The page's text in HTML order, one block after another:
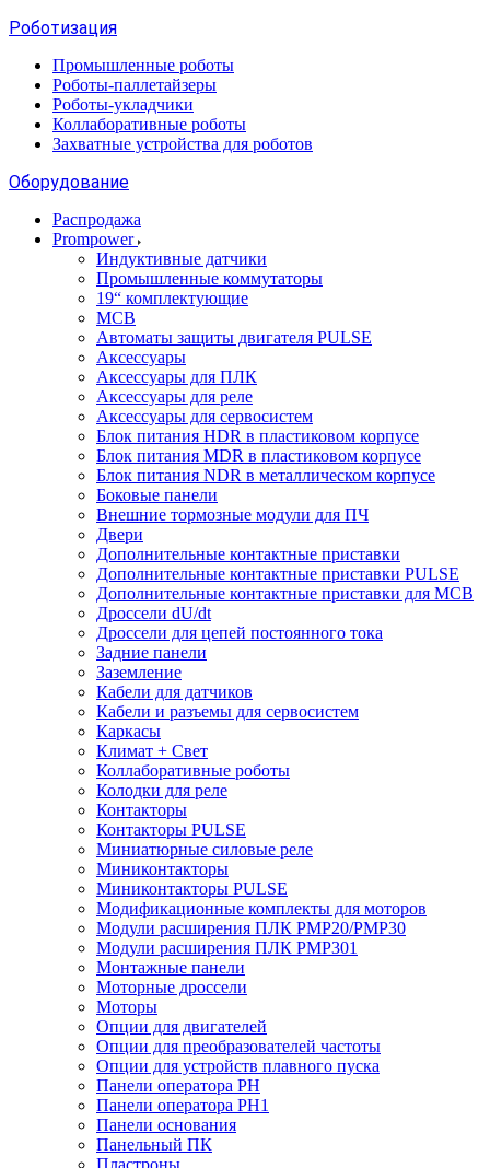
Роботизация
Промышленные роботы
Роботы-паллетайзеры
Роботы-укладчики
Коллаборативные роботы
Захватные устройства для роботов
Оборудование
Распродажа
Prompower
Индуктивные датчики
Промышленные коммутаторы
19“ комплектующие
MCB
Автоматы защиты двигателя PULSE
Аксессуары
Аксессуары для ПЛК
Аксессуары для реле
Аксессуары для сервосистем
Блок питания HDR в пластиковом корпусе
Блок питания MDR в пластиковом корпусе
Блок питания NDR в металлическом корпусе
Боковые панели
Внешние тормозные модули для ПЧ
Двери
Дополнительные контактные приставки
Дополнительные контактные приставки PULSE
Дополнительные контактные приставки для MCB
Дроссели dU/dt
Дроссели для цепей постоянного тока
Задние панели
Заземление
Кабели для датчиков
Кабели и разъемы для сервосистем
Каркасы
Климат + Свет
Коллаборативные роботы
Колодки для реле
Контакторы
Контакторы PULSE
Миниатюрные силовые реле
Миниконтакторы
Миниконтакторы PULSE
Модификационные комплекты для моторов
Модули расширения ПЛК PMP20/PMP30
Модули расширения ПЛК PMP301
Монтажные панели
Моторные дроссели
Моторы
Опции для двигателей
Опции для преобразователей частоты
Опции для устройств плавного пуска
Панели оператора PH
Панели оператора PH1
Панели основания
Панельный ПК
Пластроны